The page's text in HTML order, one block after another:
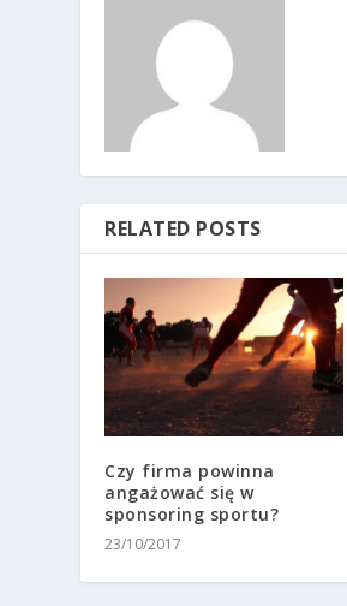
RELATED POSTS
Czy firma powinna
angażować się w
sponsoring sportu?
23/10/2017